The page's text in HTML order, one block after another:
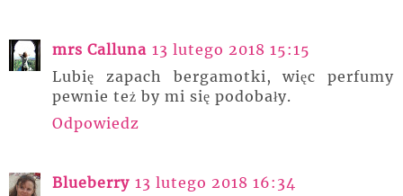
mrs Calluna 13 lutego 2018 15:15
Lubię zapach bergamotki, więc perfumy
pewnie też by mi się podobały.
Odpowiedz
Blueberry 13 lutego 2018 16:34